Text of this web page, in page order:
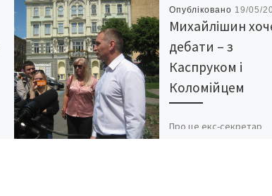
Опубліковано 19/05/
Михайлішин
дебати – з
Каспруком і
Коломійцем
Про це екс-секретар